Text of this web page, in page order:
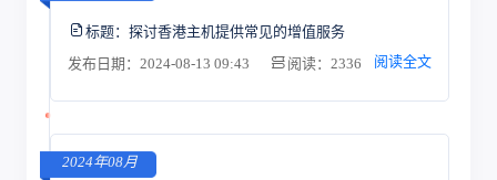
标题： 探讨香港主机提供常见的增值服务
发布日期：2024-08-13 09:43
阅读：2336 阅读全文
2024年08月